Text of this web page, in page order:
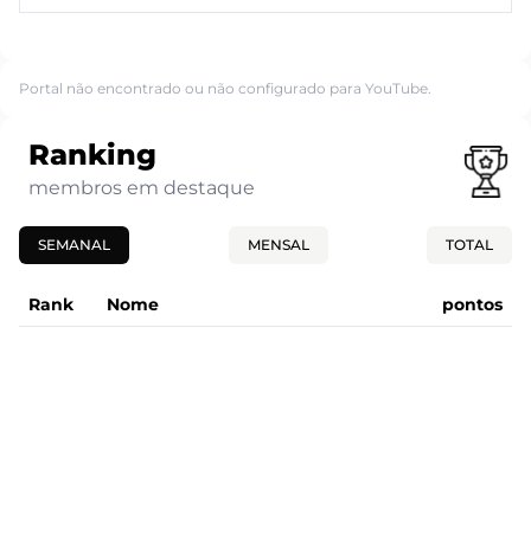
Portal não encontrado ou não configurado para YouTube.
Ranking
membros em destaque
SEMANAL MENSAL TOTAL
Rank Nome pontos